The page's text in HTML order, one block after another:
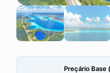
Preçário Base